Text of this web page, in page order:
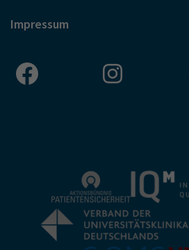
Impressum